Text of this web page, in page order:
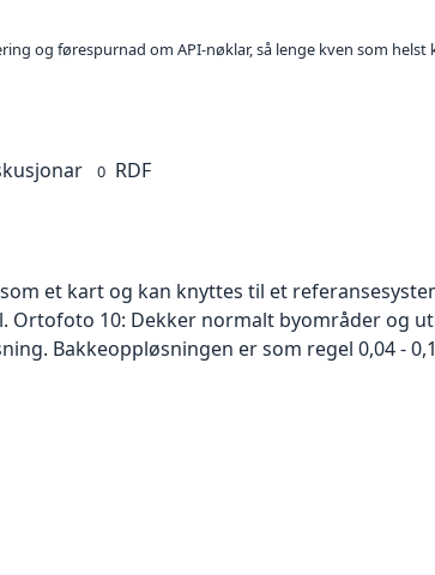
og førespurnad om API-nøklar, så lenge kven som
0 RDF
et kart og kan knyttes til et
10: Dekker normalt byområder og
Bakkeoppløsningen er som regel 0,04 -